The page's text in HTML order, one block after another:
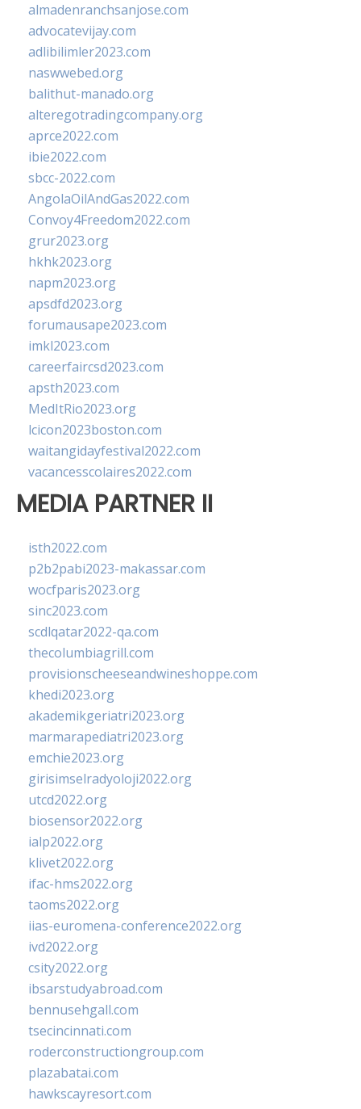
almadenranchsanjose.com
advocatevijay.com
adlibilimler2023.com
naswwebed.org
balithut-manado.org
alteregotradingcompany.org
aprce2022.com
ibie2022.com
sbcc-2022.com
AngolaOilAndGas2022.com
Convoy4Freedom2022.com
grur2023.org
hkhk2023.org
napm2023.org
apsdfd2023.org
forumausape2023.com
imkl2023.com
careerfaircsd2023.com
apsth2023.com
MedItRio2023.org
lcicon2023boston.com
waitangidayfestival2022.com
vacancesscolaires2022.com
MEDIA PARTNER II
isth2022.com
p2b2pabi2023-makassar.com
wocfparis2023.org
sinc2023.com
scdlqatar2022-qa.com
thecolumbiagrill.com
provisionscheeseandwineshoppe.com
khedi2023.org
akademikgeriatri2023.org
marmarapediatri2023.org
emchie2023.org
girisimselradyoloji2022.org
utcd2022.org
biosensor2022.org
ialp2022.org
klivet2022.org
ifac-hms2022.org
taoms2022.org
iias-euromena-conference2022.org
ivd2022.org
csity2022.org
ibsarstudyabroad.com
bennusehgall.com
tsecincinnati.com
roderconstructiongroup.com
plazabatai.com
hawkscayresort.com